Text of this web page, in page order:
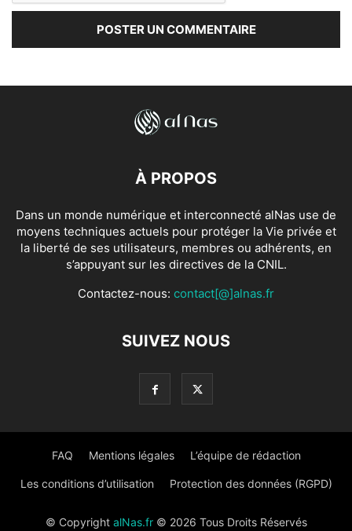
À PROPOS
Dans un monde numérique et interconnecté alNas use de
moyens techniques actuels pour protéger la Vie privée et
la liberté de ses utilisateurs, membres ou adhérents, en
s’appuyant sur les directives de la CNIL.
Contactez-nous: contact[@]alnas.fr
SUIVEZ NOUS
FAQ Mentions légales L’équipe de rédaction
Les conditions d’utilisation Protection des données (RGPD)
© Copyright alNas.fr© 2026 Tous Droits Réservés